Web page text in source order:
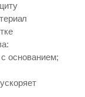
основанием;